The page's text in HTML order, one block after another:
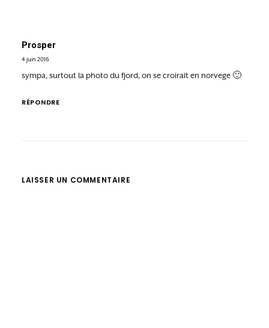
Prosper
4 juin 2016
sympa, surtout la photo du fjord, on se croirait en norvege 🙂
RÉPONDRE
LAISSER UN COMMENTAIRE